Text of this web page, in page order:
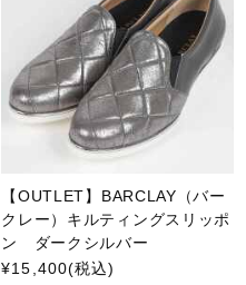
【OUTLET】BARCLAY（バー
クレー）キルティングスリッポ
ン ダークシルバー
¥15,400(税込)